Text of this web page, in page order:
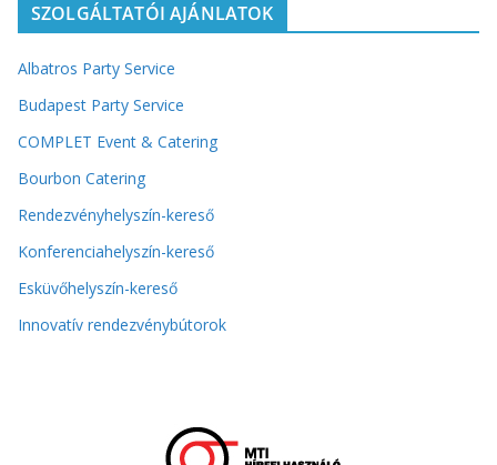
SZOLGÁLTATÓI AJÁNLATOK
Albatros Party Service
Budapest Party Service
COMPLET Event & Catering
Bourbon Catering
Rendezvényhelyszín-kereső
Konferenciahelyszín-kereső
Esküvőhelyszín-kereső
Innovatív rendezvénybútorok